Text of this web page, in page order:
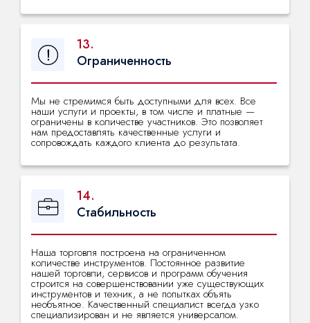
13.
Мы не стремимся быть доступными для всех. Все
наши услуги и проекты, в том числе и платные —
ограничены в количестве участников. Это позволяет
нам предоставлять качественные услуги и
сопровождать каждого клиента до результата.
Ограниченность
14.
Наша торговля построена на ограниченном
количестве инструментов. Постоянное развитие
нашей торговли, сервисов и программ обучения
строится на совершенствовании уже существующих
инструментов и техник, а не попытках объять
необъятное. Качественный специалист всегда узко
специализирован и не является универсалом.
Стабильность